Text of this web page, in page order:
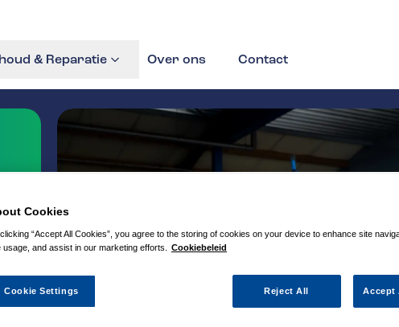
& Reparatie Over ons Contact
Cookies
“Accept All Cookies”, you agree to the storing of cookies on your device to enhance site
usage, and assist in our marketing efforts.
Cookiebeleid
Reject All Accept
Cookie Settings